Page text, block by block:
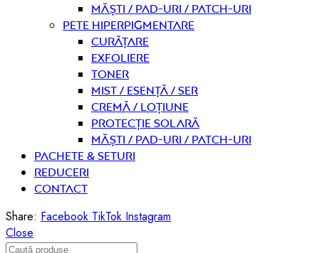
Măști / Pad-uri / Patch-uri
Pete hiperpigmentare
curățare
Exfoliere
Toner
Mist / Esență / Ser
Cremă / Loțiune
Protecție solară
Măști / Pad-uri / Patch-uri
PACHETE & SETURI
REDUCERI
Contact
Share: Facebook TikTok Instagram
Close